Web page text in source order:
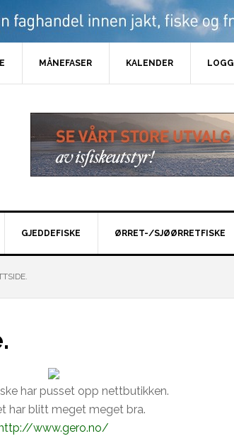
MÅNEFASER KALENDER
GJEDDEFISKE ØRRET-/SJØØRRETFISKE
har pusset opp nettbutikken.
har blitt meget meget bra.
www.gero.no/